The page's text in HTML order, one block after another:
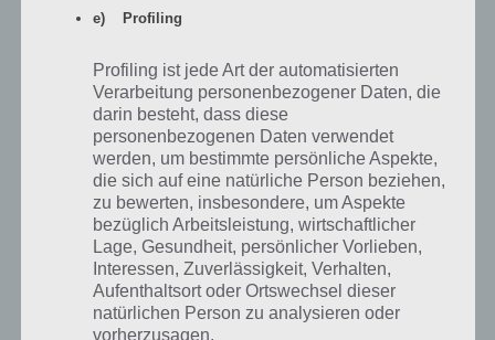
The Room 2 Lösung – Schritt 4e
Schritt 5 Lösung: Die Moschee
15. Nun verändert sich die Kiste und auf einmal steht eine Moschee
e) Profiling
Profiling ist jede Art der automatisierten
Verarbeitung personenbezogener Daten, die
darin besteht, dass diese
personenbezogenen Daten verwendet
werden, um bestimmte persönliche Aspekte,
die sich auf eine natürliche Person beziehen,
zu bewerten, insbesondere, um Aspekte
bezüglich Arbeitsleistung, wirtschaftlicher
Lage, Gesundheit, persönlicher Vorlieben,
Interessen, Zuverlässigkeit, Verhalten,
Aufenthaltsort oder Ortswechsel dieser
natürlichen Person zu analysieren oder
vorherzusagen.